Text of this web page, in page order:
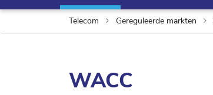
Telecom Gereguleerde markten
WACC